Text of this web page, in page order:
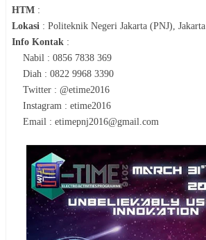
HTM :
Lokasi : Politeknik Negeri Jakarta (PNJ), Jakarta
Info Kontak :
Nabil : 0856 7838 369
Diah : 0822 9968 3390
Twitter : @etime2016
Instagram : etime2016
Email : etimepnj2016@gmail.com